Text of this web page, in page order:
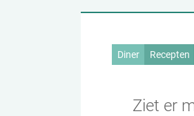
Diner Recepten
Ziet er